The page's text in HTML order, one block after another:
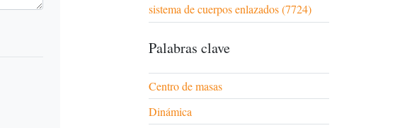
sistema de cuerpos enlazados (7724)
Palabras clave
Centro de masas
Dinámica